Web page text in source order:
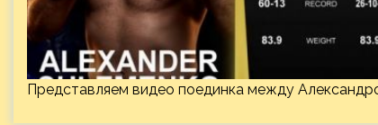
Представляем видео поединка между